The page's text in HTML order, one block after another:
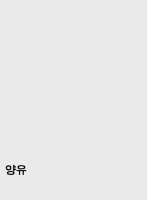
양유